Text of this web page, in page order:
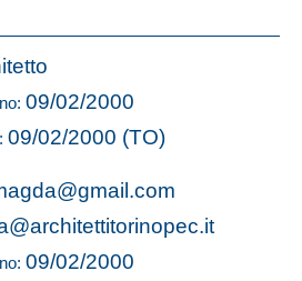
09/02/2000
09/02/2000 (TO)
09/02/2000